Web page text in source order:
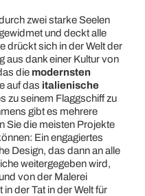
zwei starke Seelen
und deckt alle
drückt sich in der Welt der
aus dank einer Kultur von
die modernsten
auf das italienische
zu seinem Flaggschiff zu
gibt es mehrere
Sie die meisten Projekte
Ein engagiertes
Design, das dann an alle
weitergegeben wird,
von der Malerei
der Tat in der Welt für